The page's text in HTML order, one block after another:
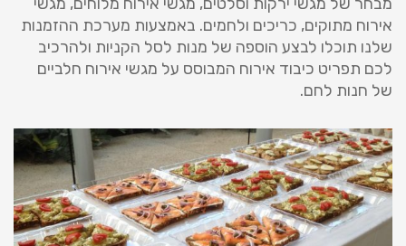
אירוח מתוקים, כריכים ולחמים. באמצעות מערכת ההזמנות
שלנו תוכלו לבצע הוספה של מנות לסל הקניות ולהרכיב
לכם תפריט כיבוד אירוח המבוסס על מגשי אירוח חלביים
של חנות לחם.